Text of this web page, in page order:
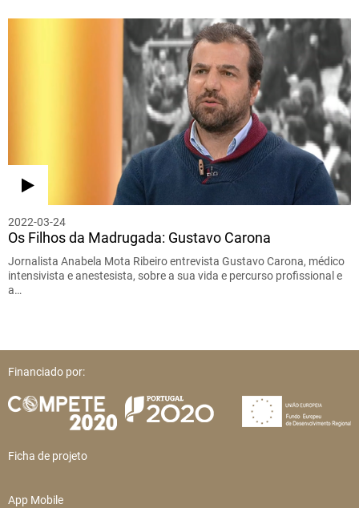
2022-03-24
Os Filhos da Madrugada: Gustavo Carona
Jornalista Anabela Mota Ribeiro entrevista Gustavo Carona, médico
intensivista e anestesista, sobre a sua vida e percurso profissional e
a…
Financiado por:
Ficha de projeto
App Mobile